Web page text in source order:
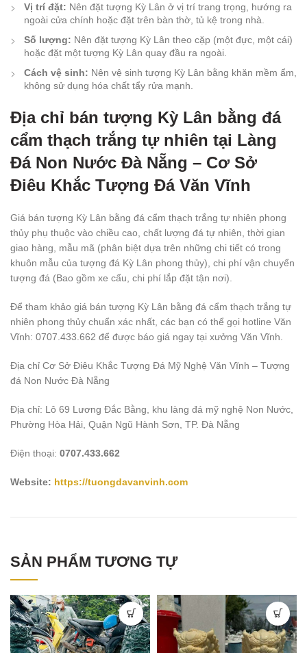
Vị trí đặt: Nên đặt tượng Kỳ Lân ở vị trí trang trọng, hướng ra
ngoài cửa chính hoặc đặt trên bàn thờ, tủ kệ trong nhà.
Số lượng: Nên đặt tượng Kỳ Lân theo cặp (một đực, một cái)
hoặc đặt một tượng Kỳ Lân quay đầu ra ngoài.
Cách vệ sinh: Nên vệ sinh tượng Kỳ Lân bằng khăn mềm ẩm,
không sử dụng hóa chất tẩy rửa mạnh.
Địa chỉ bán tượng Kỳ Lân bằng đá
cẩm thạch trắng tự nhiên tại Làng
Đá Non Nước Đà Nẵng – Cơ Sở
Điêu Khắc Tượng Đá Văn Vĩnh
Giá bán tượng Kỳ Lân bằng đá cẩm thạch trắng tự nhiên phong
thủy phụ thuộc vào chiều cao, chất lượng đá tự nhiên, thời gian
giao hàng, mẫu mã (phân biệt dựa trên những chi tiết có trong
khuôn mẫu của tượng đá Kỳ Lân phong thủy), chi phí vận chuyển
tượng đá (Bao gồm xe cẩu, chi phí lắp đặt tận nơi).
Để tham khảo giá bán tượng Kỳ Lân bằng đá cẩm thạch trắng tự
nhiên phong thủy chuẩn xác nhất, các bạn có thể gọi hotline Văn
Vĩnh: 0707.433.662 để được báo giá ngay tại xưởng Văn Vĩnh.
Địa chỉ Cơ Sở Điêu Khắc Tượng Đá Mỹ Nghệ Văn Vĩnh – Tượng
đá Non Nước Đà Nẵng
Địa chỉ: Lô 69 Lương Đắc Bằng, khu làng đá mỹ nghệ Non Nước,
Phường Hòa Hải, Quận Ngũ Hành Sơn, TP. Đà Nẵng
Điện thoại: 0707.433.662
Website: https://tuongdavanvinh.com
SẢN PHẨM TƯƠNG TỰ